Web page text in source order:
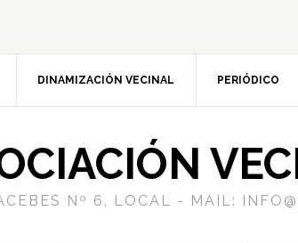
DINAMIZACIÓN VECINAL PERIÓDICO
Nº 6, LOCAL - MAIL: